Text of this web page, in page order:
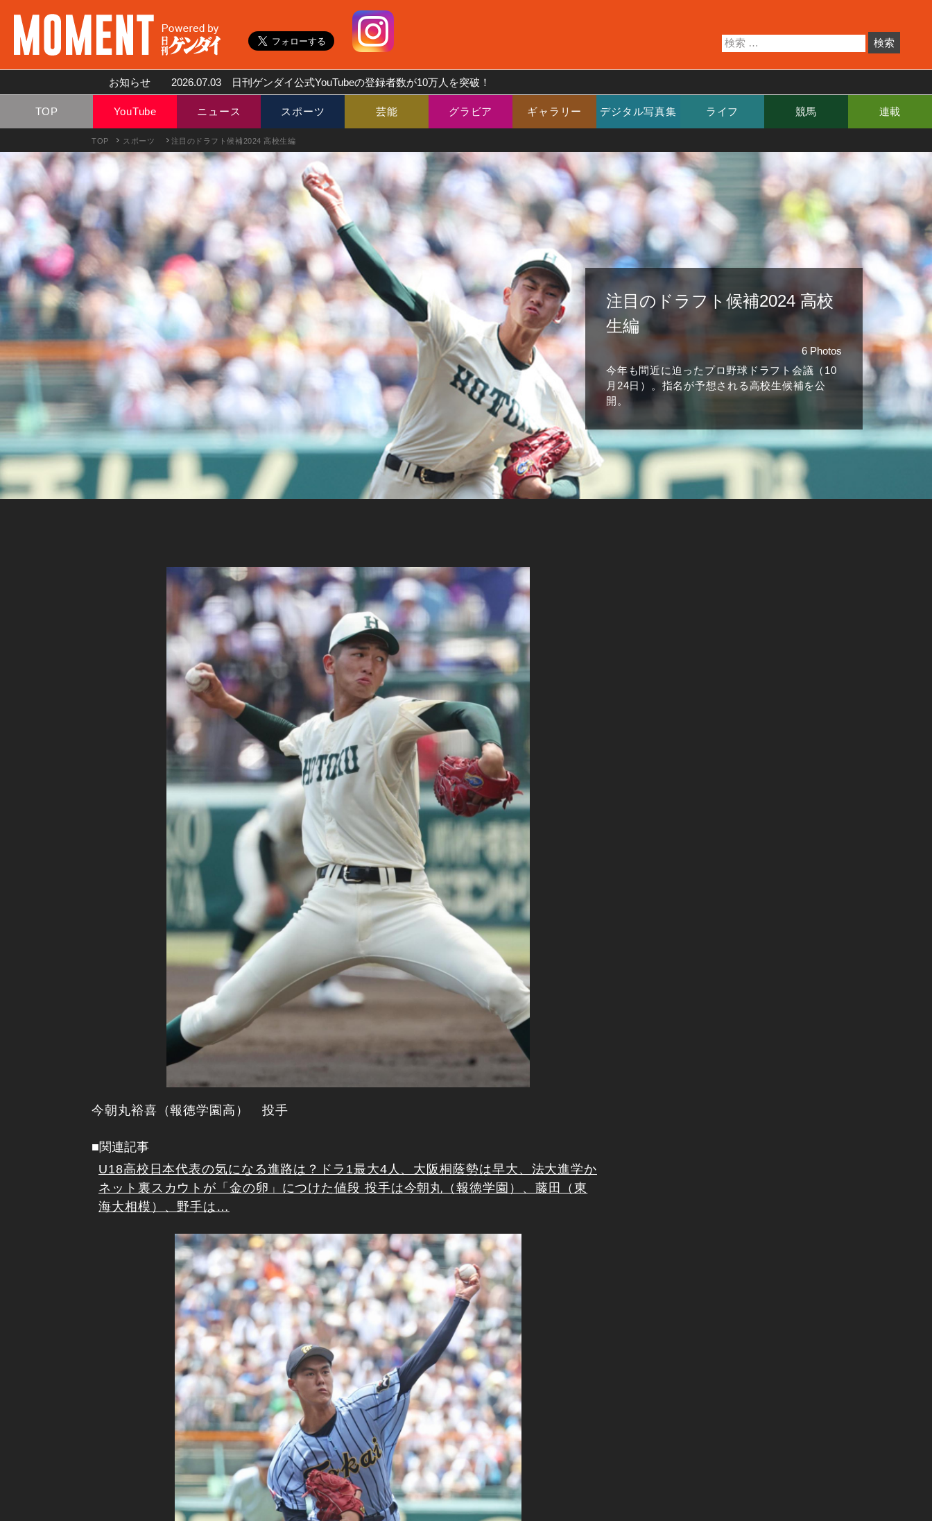
お知らせ 2026.07.03 日刊ゲンダイ公式YouTubeの登録者数が10万人を突破！
TOP YouTube ニュース スポーツ 芸能 グラビア ギャラリー デジタル写真集 ライフ 競馬 連載
TOP スポーツ 注目のドラフト候補2024 高校生編
注目のドラフト候補2024 高校
生編
6 Photos
今年も間近に迫ったプロ野球ドラフト会議（10
月24日）。指名が予想される高校生候補を公
開。
今朝丸裕喜（報徳学園高） 投手
■関連記事
U18高校日本代表の気になる進路は？ドラ1最大4人、大阪桐蔭勢は早大、法大進学か
ネット裏スカウトが「金の卵」につけた値段 投手は今朝丸（報徳学園）、藤田（東
海大相模）、野手は…